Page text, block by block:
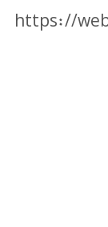
https://